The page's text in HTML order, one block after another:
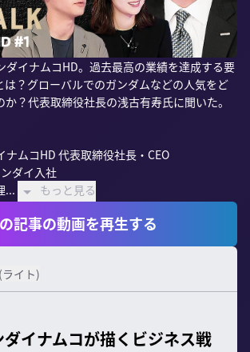
ダイナムコHD。過去最高の業績を達成する要
は？グローバルでのガンダムなどの人気をど
？代表取締役社長の浅古有寿氏に聞いた。
ムコHD 代表取締役社長・CEO
ダイ入社
...
もっと見る
記事の動画を再生する
ライト)
イナムコが描くビジネス戦